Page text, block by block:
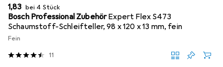
EUR
1,83 bei 4 Stück
Bosch Professional ZubehörExpert Flex S473
Schaumstoff-Schleifteller, 98 x 120 x 13 mm, fein
Fein
11